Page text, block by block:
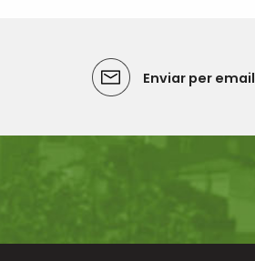
Enviar per email